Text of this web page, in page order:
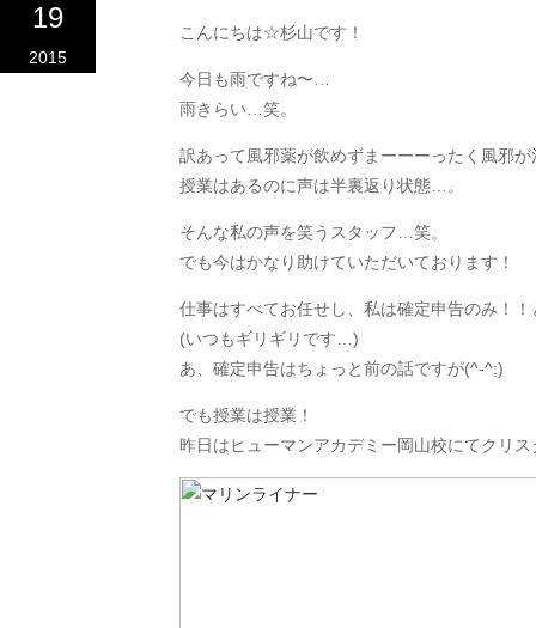
19
2015
こんにちは☆杉山です！
今日も雨ですね〜…
雨きらい…笑。
訳あって風邪薬が飲めずまーーーったく風邪
授業はあるのに声は半裏返り状態…。
そんな私の声を笑うスタッフ…笑。
でも今はかなり助けていただいております！
仕事はすべてお任せし、私は確定申告のみ！
(いつもギリギリです…)
あ、確定申告はちょっと前の話ですが(^-^;)
でも授業は授業！
昨日はヒューマンアカデミー岡山校にてクリ